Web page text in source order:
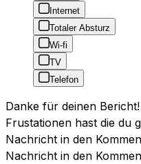
Internet
Totaler Absturz
Wi-fi
TV
Telefon
Danke für deinen
Frustationen hast die du
Nachricht in den
Nachricht in den